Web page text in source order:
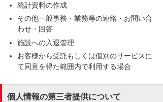
統計資料の作成
その他一般事務・業務等の連絡・お問い合
わせ・回答
施設への入退管理
お客様から受託もしくは個別のサービスに
て同意を得た範囲内で利用する場合
個人情報の第三者提供について